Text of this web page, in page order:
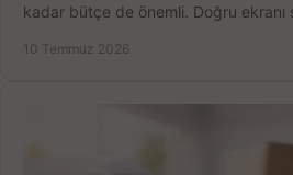
kadar bütçe de önemli. Doğru ekranı
10 Temmuz 2026